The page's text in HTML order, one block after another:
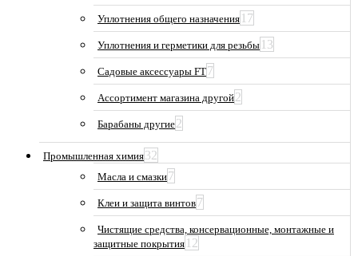
Уплотнения общего назначения 17
Уплотнения и герметики для резьбы 13
Садовые аксессуары FT7
Ассортимент магазина другой2
Барабаны другие2
Промышленная химия32
Масла и смазки7
Клеи и защита винтов7
Чистящие средства, консервационные, монтажные и
защитные покрытия 12